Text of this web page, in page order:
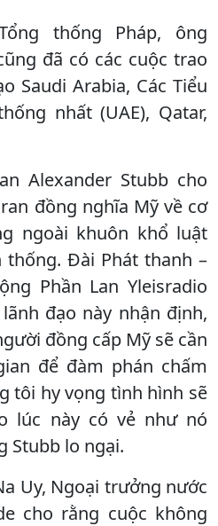
thống Pháp, ông
đã có các cuộc trao
Saudi Arabia, Các Tiểu
nhất (UAE), Qatar,
Alexander Stubb cho
đồng nghĩa Mỹ về cơ
ngoài khuôn khổ luật
Đài Phát thanh –
Phần Lan Yleisradio
đạo này nhận định,
đồng cấp Mỹ sẽ cần
để đàm phán chấm
tôi hy vọng tình hình sẽ
lúc này có vẻ như nó
Stubb lo ngại.
Uy, Ngoại trưởng nước
cho rằng cuộc không